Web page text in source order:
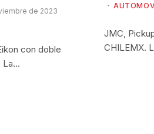
de 2023
con doble
La…
JMC,
CHILEMX.